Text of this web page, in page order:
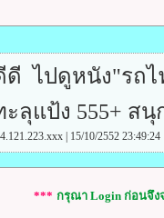
ดี ไปดูหนัง"รถไ
ะลุแป้ง 555+ ส
| 15/10/2552 23:49:24
*** กรุณา Login ก่อนจึง